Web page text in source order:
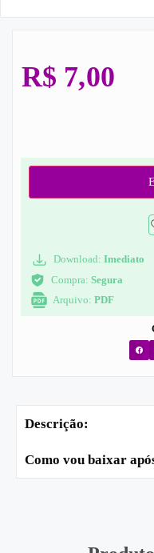
R$ 7,00
Download: Imediato
Compra: Segura
Arquivo: PDF
Descrição:
Como vou baixar